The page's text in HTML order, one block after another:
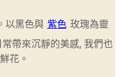
以黑色與 紫色 玫瑰為靈
帶來沉靜的美感, 我們也
花。